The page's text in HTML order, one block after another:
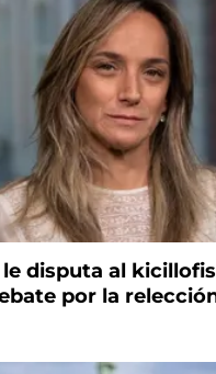
disputa al
por la